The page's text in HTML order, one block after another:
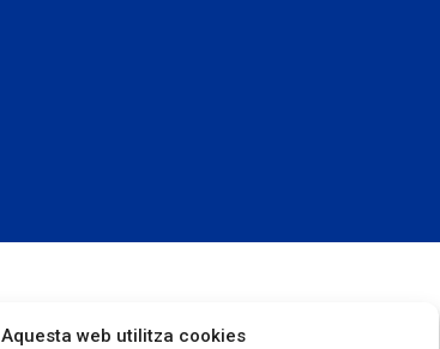
Aquesta web utilitza cookies